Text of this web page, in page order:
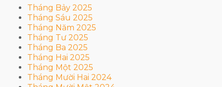
Tháng Bảy 2025
Tháng Sáu 2025
Tháng Năm 2025
Tháng Tư 2025
Tháng Ba 2025
Tháng Hai 2025
Tháng Một 2025
Tháng Mười Hai 2024